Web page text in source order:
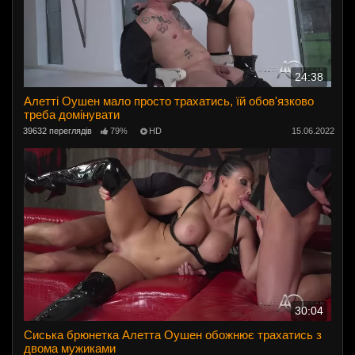
24:38
Алетті Оушен мало просто трахатись, їй обов'язково
треба домінувати
39632 переглядів 79% HD 15.06.2022
30:04
Сиська брюнетка Алетта Оушен обожнює трахатись з
двома мужиками